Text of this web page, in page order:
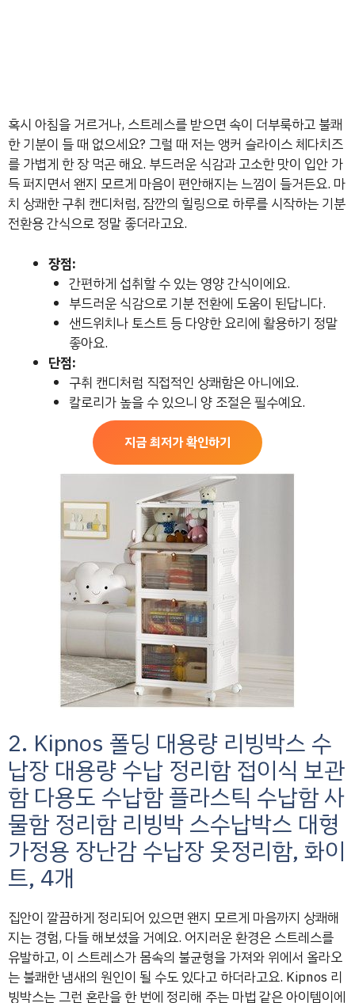
혹시 아침을 거르거나, 스트레스를 받으면 속이 더부룩하고 불쾌
한 기분이 들 때 없으세요? 그럴 때 저는 앵커 슬라이스 체다치즈
를 가볍게 한 장 먹곤 해요. 부드러운 식감과 고소한 맛이 입안 가
득 퍼지면서 왠지 모르게 마음이 편안해지는 느낌이 들거든요. 마
치 상쾌한 구취 캔디처럼, 잠깐의 힐링으로 하루를 시작하는 기분
전환용 간식으로 정말 좋더라고요.
장점:
간편하게 섭취할 수 있는 영양 간식이에요.
부드러운 식감으로 기분 전환에 도움이 된답니다.
샌드위치나 토스트 등 다양한 요리에 활용하기 정말
좋아요.
단점:
구취 캔디처럼 직접적인 상쾌함은 아니에요.
칼로리가 높을 수 있으니 양 조절은 필수예요.
지금 최저가 확인하기
2. Kipnos 폴딩 대용량 리빙박스 수
납장 대용량 수납 정리함 접이식 보관
함 다용도 수납함 플라스틱 수납함 사
물함 정리함 리빙박 스수납박스 대형
가정용 장난감 수납장 옷정리함, 화이
트, 4개
집안이 깔끔하게 정리되어 있으면 왠지 모르게 마음까지 상쾌해
지는 경험, 다들 해보셨을 거예요. 어지러운 환경은 스트레스를
유발하고, 이 스트레스가 몸속의 불균형을 가져와 위에서 올라오
는 불쾌한 냄새의 원인이 될 수도 있다고 하더라고요. Kipnos 리
빙박스는 그런 혼란을 한 번에 정리해 주는 마법 같은 아이템이에